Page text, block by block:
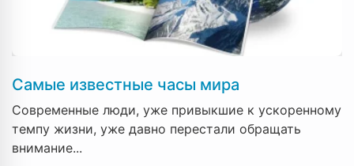
Самые известные часы мира
Современные люди, уже привыкшие к ускоренному
темпу жизни, уже давно перестали обращать
внимание...